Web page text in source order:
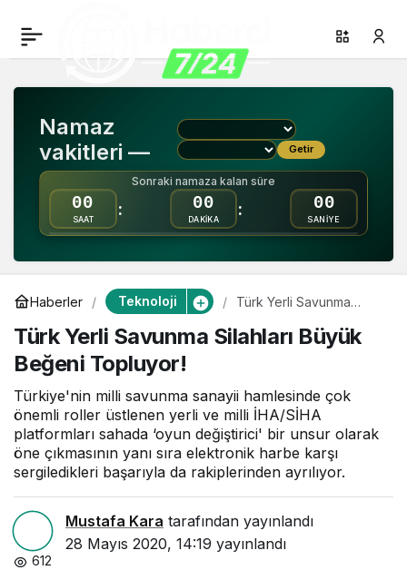
Namaz
vakitleri —
Getir
Sonraki namaza kalan süre
00
SAAT
: 00
DAKİKA
: 00
SANİYE
Haberler Teknoloji
Türk Yerli Savunma
Topluyor!
Türk Yerli Savunma Silahları Büyük
Beğeni Topluyor!
Türkiye'nin milli savunma sanayii hamlesinde çok
önemli roller üstlenen yerli ve milli İHA/SİHA
platformları sahada ‘oyun değiştirici' bir unsur olarak
öne çıkmasının yanı sıra elektronik harbe karşı
sergiledikleri başarıyla da rakiplerinden ayrılıyor.
Mustafa Kara tarafından yayınlandı
28 Mayıs 2020, 14:19 yayınlandı
612
Türk Yerli Savunma
Silahları Büyük Beğeni
Topluyor!
Paylaş